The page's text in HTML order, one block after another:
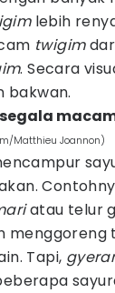
lebih
twigim
. Secara
bakwan.
Matthieu Joannon)
atau telur
Tapi,